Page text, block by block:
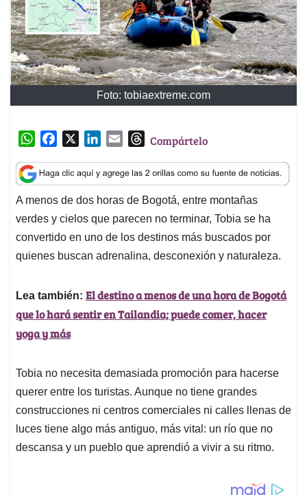
Foto: tobiaextreme.com
W
a
t
s
A
p
p
c
e
b
o
o
k
n
k
e
d
I
n
a
i
l
T
r
e
a
d
s
Compártelo
A menos de dos horas de Bogotá, entre montañas
verdes y cielos que parecen no terminar, Tobia se ha
convertido en uno de los destinos más buscados por
quienes buscan adrenalina, desconexión y naturaleza.
Lea también: El destino a menos de una hora de Bogotá
que lo hará sentir en Tailandia; puede comer, hacer
yoga y más
Tobia no necesita demasiada promoción para hacerse
querer entre los turistas. Aunque no tiene grandes
construcciones ni centros comerciales ni calles llenas de
luces tiene algo más antiguo, más vital: un río que no
descansa y un pueblo que aprendió a vivir a su ritmo.